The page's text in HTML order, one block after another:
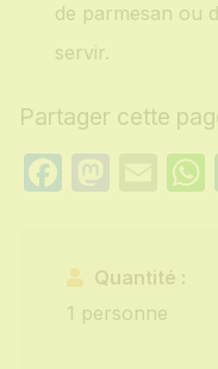
de parmesan ou
servir.
Partager cette
Quantité :
1 personne